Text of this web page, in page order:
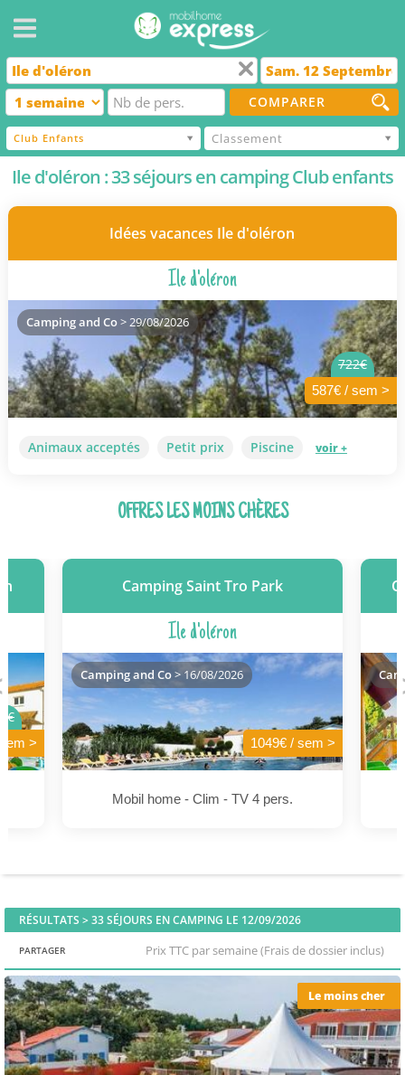
COMPARER
Club Enfants Classement
Ile d'oléron : 33 séjours en camping Club enfants
Idées vacances Ile d'oléron
Ile d'oléron
722€
587€ / sem >
Camping and Co> 29/08/2026
Animaux acceptés Petit prix Piscine voir +
OFFRES LES MOINS CHÈRES
>
Camping Saint Tro Park
Ile d'oléron
1049€ / sem >
Camping and Co> 16/08/2026
Mobil home - Clim - TV 4 pers.
RÉSULTATS >33SÉJOURS EN CAMPING LE 12/09/2026
PARTAGER Prix TTC par semaine (Frais de dossier inclus)
Le moins cher